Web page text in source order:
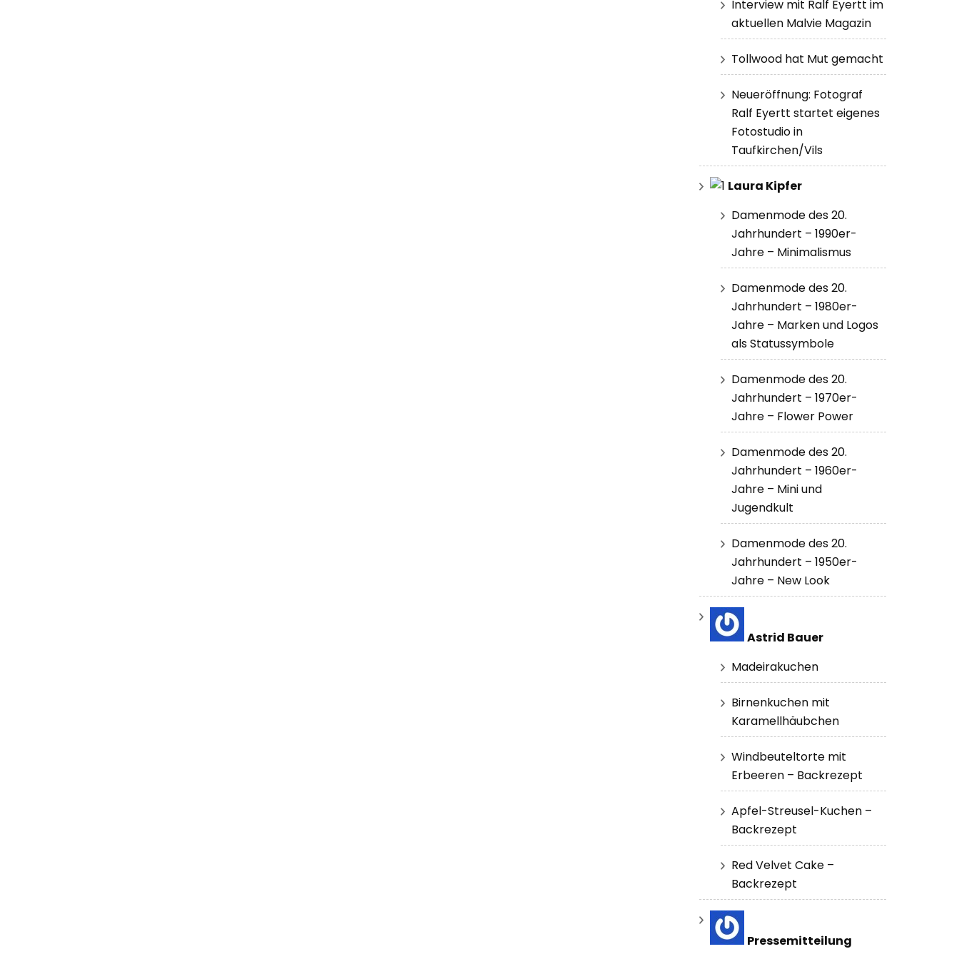
Interview mit Ralf Eyertt im
aktuellen Malvie Magazin
Tollwood hat Mut gemacht
Neueröffnung: Fotograf
Ralf Eyertt startet eigenes
Fotostudio in
Taufkirchen/Vils
Laura Kipfer
Damenmode des 20.
Jahrhundert – 1990er-
Jahre – Minimalismus
Damenmode des 20.
Jahrhundert – 1980er-
Jahre – Marken und Logos
als Statussymbole
Damenmode des 20.
Jahrhundert – 1970er-
Jahre – Flower Power
Damenmode des 20.
Jahrhundert – 1960er-
Jahre – Mini und
Jugendkult
Damenmode des 20.
Jahrhundert – 1950er-
Jahre – New Look
Astrid Bauer
Madeirakuchen
Birnenkuchen mit
Karamellhäubchen
Windbeuteltorte mit
Erbeeren – Backrezept
Apfel-Streusel-Kuchen –
Backrezept
Red Velvet Cake –
Backrezept
Pressemitteilung